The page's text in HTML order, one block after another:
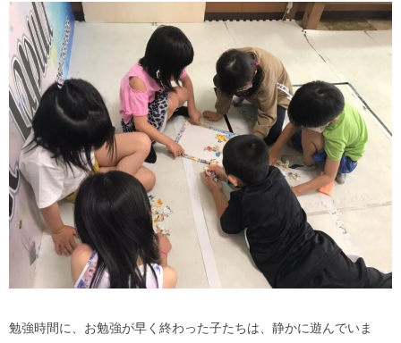
勉強時間に、お勉強が早く終わった子たちは、静かに遊んでいま